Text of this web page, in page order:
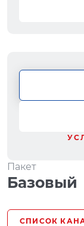
Пакет
Базовый
СПИСОК